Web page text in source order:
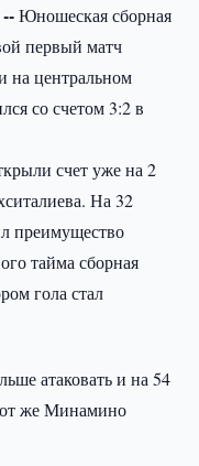
Юношеская сборная
первый матч
на центральном
со счетом 3:2 в
счет уже на 2
На 32
преимущество
тайма сборная
гола стал
атаковать и на 54
же Минамино